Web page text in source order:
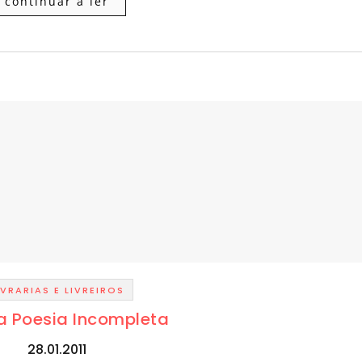
E LIVREIROS
Poesia Incompleta
28.01.2011